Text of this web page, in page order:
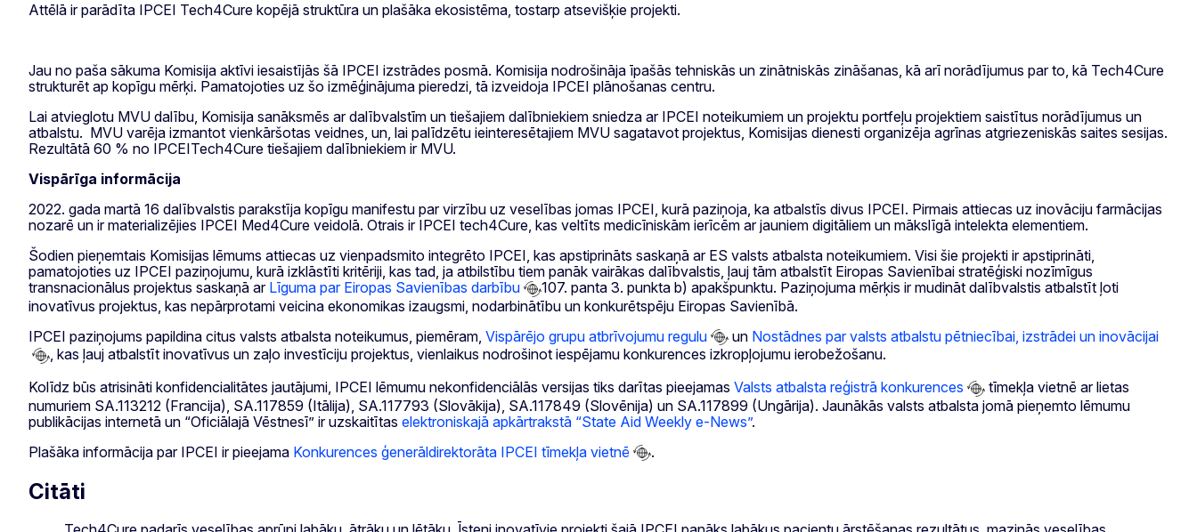
Attēlā ir parādīta IPCEI Tech4Cure kopējā struktūra un plašāka ekosistēma, tostarp atsevišķie projekti.
Jau no paša sākuma Komisija aktīvi iesaistījās šā IPCEI izstrādes posmā. Komisija nodrošināja īpašās tehniskās un zinātniskās zināšanas, kā arī norādījumus par to, kā Tech4Cure
strukturēt ap kopīgu mērķi. Pamatojoties uz šo izmēģinājuma pieredzi, tā izveidoja IPCEI plānošanas centru.
Lai atvieglotu MVU dalību, Komisija sanāksmēs ar dalībvalstīm un tiešajiem dalībniekiem sniedza ar IPCEI noteikumiem un projektu portfeļu projektiem saistītus norādījumus un
atbalstu. MVU varēja izmantot vienkāršotas veidnes, un, lai palīdzētu ieinteresētajiem MVU sagatavot projektus, Komisijas dienesti organizēja agrīnas atgriezeniskās saites sesijas.
Rezultātā 60 % no IPCEITech4Cure tiešajiem dalībniekiem ir MVU.
Vispārīga informācija
2022. gada martā 16 dalībvalstis parakstīja kopīgu manifestu par virzību uz veselības jomas IPCEI, kurā paziņoja, ka atbalstīs divus IPCEI. Pirmais attiecas uz inovāciju farmācijas
nozarē un ir materializējies IPCEI Med4Cure veidolā. Otrais ir IPCEI tech4Cure, kas veltīts medicīniskām ierīcēm ar jauniem digitāliem un mākslīgā intelekta elementiem.
Šodien pieņemtais Komisijas lēmums attiecas uz vienpadsmito integrēto IPCEI, kas apstiprināts saskaņā ar ES valsts atbalsta noteikumiem. Visi šie projekti ir apstiprināti,
pamatojoties uz IPCEI paziņojumu, kurā izklāstīti kritēriji, kas tad, ja atbilstību tiem panāk vairākas dalībvalstis, ļauj tām atbalstīt Eiropas Savienībai stratēģiski nozīmīgus
transnacionālus projektus saskaņā ar Līguma par Eiropas Savienības darbību
107. panta 3. punkta b) apakšpunktu. Paziņojuma mērķis ir mudināt dalībvalstis atbalstīt ļoti
inovatīvus projektus, kas nepārprotami veicina ekonomikas izaugsmi, nodarbinātību un konkurētspēju Eiropas Savienībā.
IPCEI paziņojums papildina citus valsts atbalsta noteikumus, piemēram, Vispārējo grupu atbrīvojumu regulu un Nostādnes par valsts atbalstu pētniecībai, izstrādei un inovācijai
, kas ļauj atbalstīt inovatīvus un zaļo investīciju projektus, vienlaikus nodrošinot iespējamu konkurences izkropļojumu ierobežošanu.
Kolīdz būs atrisināti konfidencialitātes jautājumi, IPCEI lēmumu nekonfidenciālās versijas tiks darītas pieejamas Valsts atbalsta reģistrā konkurences
tīmekļa vietnē ar lietas
numuriem SA.113212 (Francija), SA.117859 (Itālija), SA.117793 (Slovākija), SA.117849 (Slovēnija) un SA.117899 (Ungārija). Jaunākās valsts atbalsta jomā pieņemto lēmumu
publikācijas internetā un “Oficiālajā Vēstnesī” ir uzskaitītas elektroniskajā apkārtrakstā “State Aid Weekly e-News”.
Plašāka informācija par IPCEI ir pieejama Konkurences ģenerāldirektorāta IPCEI tīmekļa vietnē .
Citāti